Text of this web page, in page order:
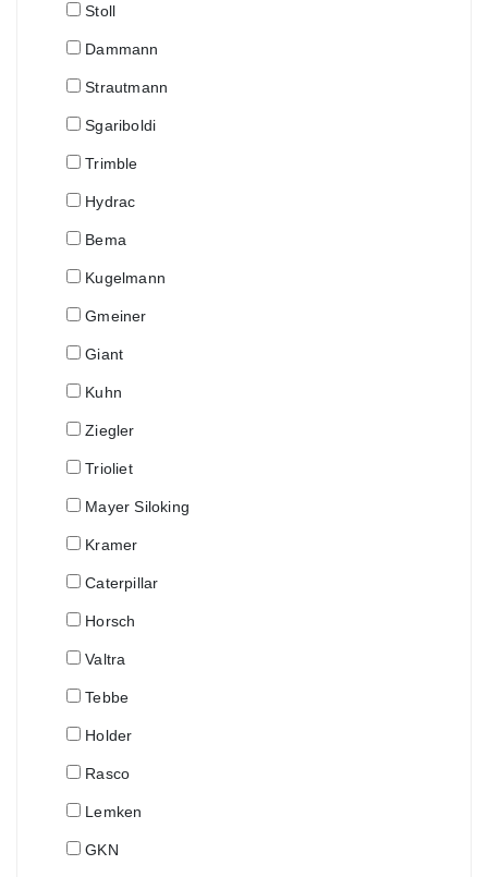
Stoll
Dammann
Strautmann
Sgariboldi
Trimble
Hydrac
Bema
Kugelmann
Gmeiner
Giant
Kuhn
Ziegler
Trioliet
Mayer Siloking
Kramer
Caterpillar
Horsch
Valtra
Tebbe
Holder
Rasco
Lemken
GKN